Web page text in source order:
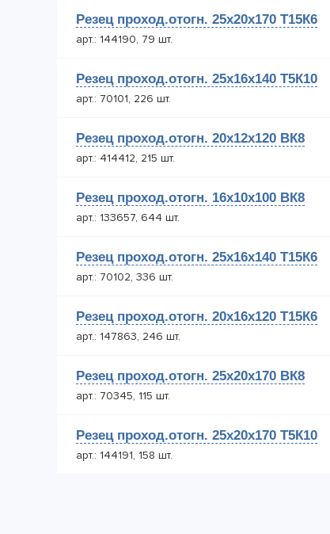
Резец проход.отогн. 25х20х170 Т15К6
арт.: 144190, 79 шт.
Резец проход.отогн. 25х16х140 Т5К10
арт.: 70101, 226 шт.
Резец проход.отогн. 20х12х120 ВК8
арт.: 414412, 215 шт.
Резец проход.отогн. 16х10х100 ВК8
арт.: 133657, 644 шт.
Резец проход.отогн. 25х16х140 Т15К6
арт.: 70102, 336 шт.
Резец проход.отогн. 20х16х120 Т15К6
арт.: 147863, 246 шт.
Резец проход.отогн. 25х20х170 ВК8
арт.: 70345, 115 шт.
Резец проход.отогн. 25х20х170 Т5К10
арт.: 144191, 158 шт.